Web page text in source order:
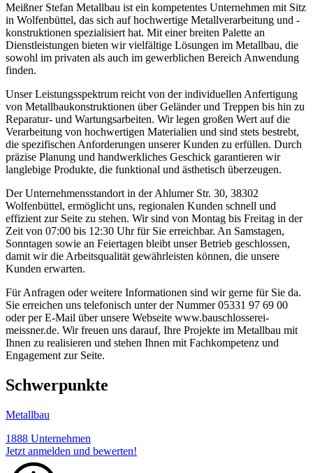
Meißner Stefan Metallbau ist ein kompetentes Unternehmen mit Sitz
in Wolfenbüttel, das sich auf hochwertige Metallverarbeitung und -
konstruktionen spezialisiert hat. Mit einer breiten Palette an
Dienstleistungen bieten wir vielfältige Lösungen im Metallbau, die
sowohl im privaten als auch im gewerblichen Bereich Anwendung
finden.
Unser Leistungsspektrum reicht von der individuellen Anfertigung
von Metallbaukonstruktionen über Geländer und Treppen bis hin zu
Reparatur- und Wartungsarbeiten. Wir legen großen Wert auf die
Verarbeitung von hochwertigen Materialien und sind stets bestrebt,
die spezifischen Anforderungen unserer Kunden zu erfüllen. Durch
präzise Planung und handwerkliches Geschick garantieren wir
langlebige Produkte, die funktional und ästhetisch überzeugen.
Der Unternehmensstandort in der Ahlumer Str. 30, 38302
Wolfenbüttel, ermöglicht uns, regionalen Kunden schnell und
effizient zur Seite zu stehen. Wir sind von Montag bis Freitag in der
Zeit von 07:00 bis 12:30 Uhr für Sie erreichbar. An Samstagen,
Sonntagen sowie an Feiertagen bleibt unser Betrieb geschlossen,
damit wir die Arbeitsqualität gewährleisten können, die unsere
Kunden erwarten.
Für Anfragen oder weitere Informationen sind wir gerne für Sie da.
Sie erreichen uns telefonisch unter der Nummer 05331 97 69 00
oder per E-Mail über unsere Webseite www.bauschlosserei-
meissner.de. Wir freuen uns darauf, Ihre Projekte im Metallbau mit
Ihnen zu realisieren und stehen Ihnen mit Fachkompetenz und
Engagement zur Seite.
Schwerpunkte
Metallbau
1888 Unternehmen
Jetzt anmelden und bewerten!